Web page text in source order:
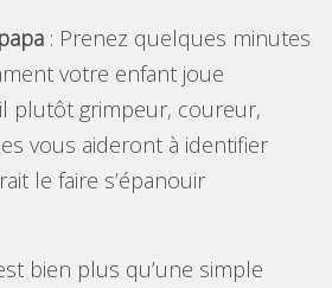
: Prenez quelques minutes
votre enfant joue
plutôt grimpeur, coureur,
vous aideront à identifier
le faire s’épanouir
bien plus qu’une simple